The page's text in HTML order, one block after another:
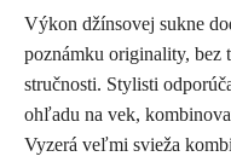
Výkon džínsovej sukne
poznámku originality, bez
stručnosti. Stylisti
ohľadu na vek,
Vyzerá veľmi svieža